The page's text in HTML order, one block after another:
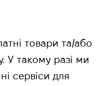
товари та/або
У такому разі ми
сервіси для